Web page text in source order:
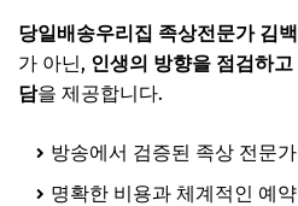
당일배송우리집 족상전문가 김
가 아닌, 인생의 방향을 점검하
담을 제공합니다.
방송에서 검증된 족상 전문가
명확한 비용과 체계적인 예